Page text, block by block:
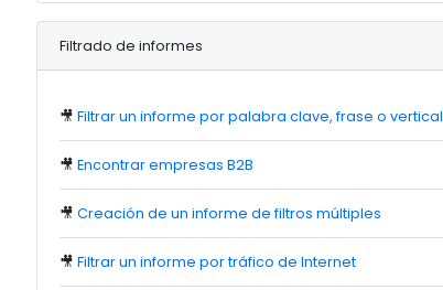
Filtrado de informes
🎥 Filtrar un informe por palabra clave, frase o vertical
🎥 Encontrar empresas B2B
🎥 Creación de un informe de filtros múltiples
🎥 Filtrar un informe por tráfico de Internet